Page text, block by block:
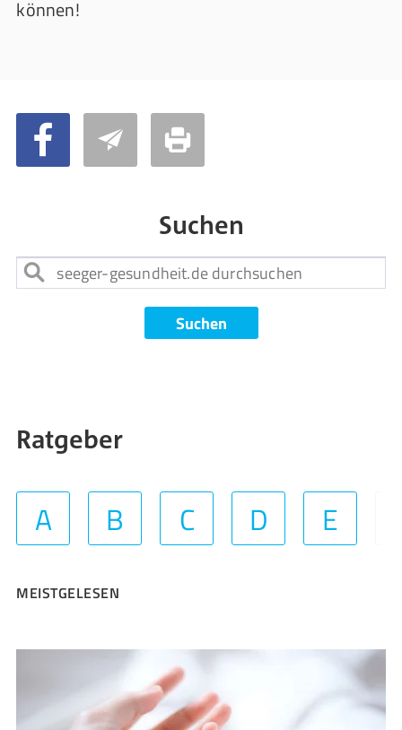
können!
Suchen
Suchen
Ratgeber
A B C D E
MEISTGELESEN